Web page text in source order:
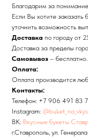
Благодарим за
Если Вы хотите заказать
уточнить возможность
Доставка по городу от
Доставка за пределы
Самовывоз – бесплатно.
Оплата:
Оплата производится
Контакты:
Телефон: +7 906 491 83
Instagram:
ВК: Вкусные букеты
г.Ставрополь, ул.